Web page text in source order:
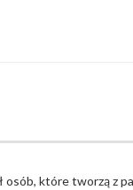
osób, które tworzą z